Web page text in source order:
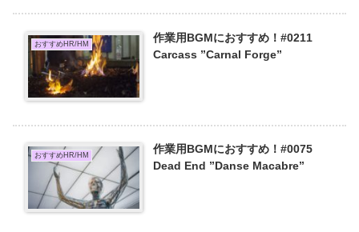
おすすめHR/HM
作業用BGMにおすすめ！#0211
Carcass ”Carnal Forge”
おすすめHR/HM
作業用BGMにおすすめ！#0075
Dead End ”Danse Macabre”